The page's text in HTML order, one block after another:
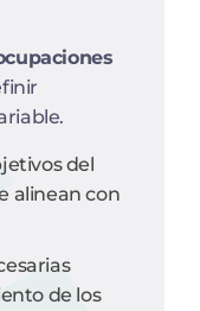
del
alinean con
de los